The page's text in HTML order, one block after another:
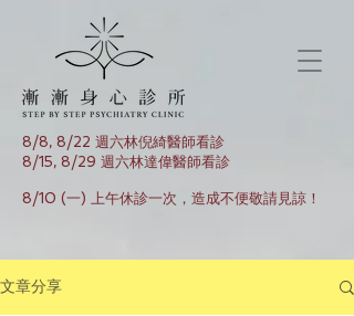
8/8, 8/22 週六林倪綺醫師看診
8/15, 8/29 週六林達偉醫師看診
8/10 (一) 上午休診一次，造成不便敬請見諒！
文章分享